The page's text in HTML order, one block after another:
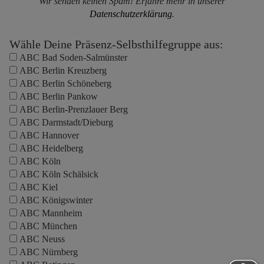
Datenschutzerklärung.
Wähle Deine Präsenz-Selbsthilfegruppe aus:
ABC Bad Soden-Salmünster
ABC Berlin Kreuzberg
ABC Berlin Schöneberg
ABC Berlin Pankow
ABC Berlin-Prenzlauer Berg
ABC Darmstadt/Dieburg
ABC Hannover
ABC Heidelberg
ABC Köln
ABC Köln Schälsick
ABC Kiel
ABC Königswinter
ABC Mannheim
ABC München
ABC Neuss
ABC Nürnberg